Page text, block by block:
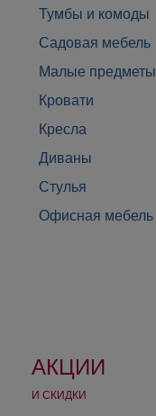
Тумбы и комоды
Садовая мебель
Малые предметы
Кровати
Кресла
Диваны
Стулья
Офисная мебель
АКЦИИ
И СКИДКИ